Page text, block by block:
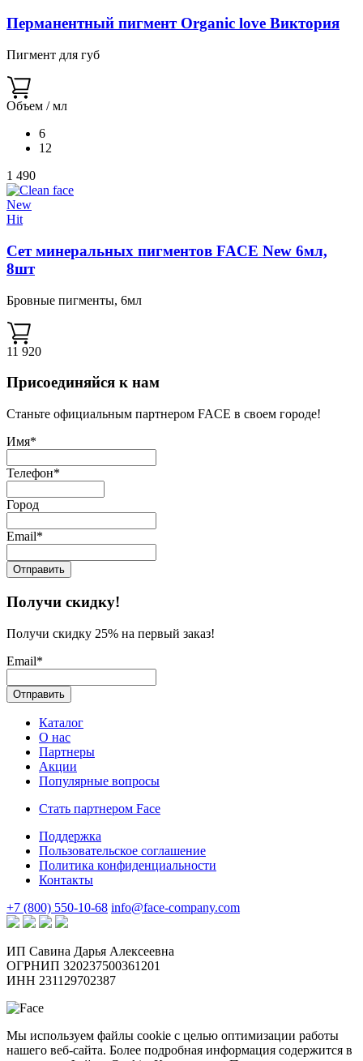
Перманентный пигмент Organic love Виктория
Пигмент для губ
Объем / мл
6
12
1 490
New
Hit
Сет минеральных пигментов FACE New 6мл,
8шт
Бровные пигменты, 6мл
11 920
Присоединяйся к нам
Станьте официальным партнером FACE в своем городе!
Имя*
Телефон*
Город
Email*
Получи скидку!
Получи скидку 25% на первый заказ!
Email*
Каталог
О нас
Партнеры
Акции
Популярные вопросы
Стать партнером Face
Поддержка
Пользовательское соглашение
Политика конфиденциальности
Контакты
+7 (800) 550-10-68 info@face-company.com
ИП Савина Дарья Алексеевна
ОГРНИП 320237500361201
ИНН 231129702387
Мы используем файлы cookie с целью оптимизации работы
нашего веб-сайта. Более подробная информация содержится в